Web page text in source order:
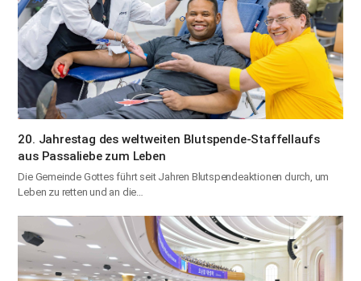
20. Jahrestag des weltweiten Blutspende-Staffellaufs
aus Passaliebe zum Leben
Die Gemeinde Gottes führt seit Jahren Blutspendeaktionen durch, um
Leben zu retten und an die…